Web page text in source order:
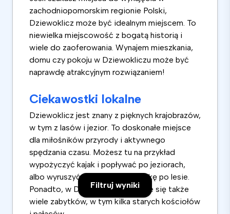
Filtruj wyniki
zachodniopomorskim regionie Polski,
Dziewoklicz może być idealnym miejscem. To
niewielka miejscowość z bogatą historią i
wiele do zaoferowania. Wynajem mieszkania,
domu czy pokoju w Dziewokliczu może być
naprawdę atrakcyjnym rozwiązaniem!
Ciekawostki lokalne
Dziewoklicz jest znany z pięknych krajobrazów,
w tym z lasów i jezior. To doskonałe miejsce
dla miłośników przyrody i aktywnego
spędzania czasu. Możesz tu na przykład
wypożyczyć kajak i popływać po jeziorach,
albo wyruszyć na pieszą wędrówkę po lesie.
Ponadto, w Dziewokliczu znajduje się także
wiele zabytków, w tym kilka starych kościołów